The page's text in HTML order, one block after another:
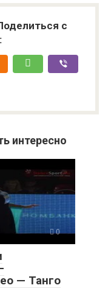
с
интересно
0
— Танго